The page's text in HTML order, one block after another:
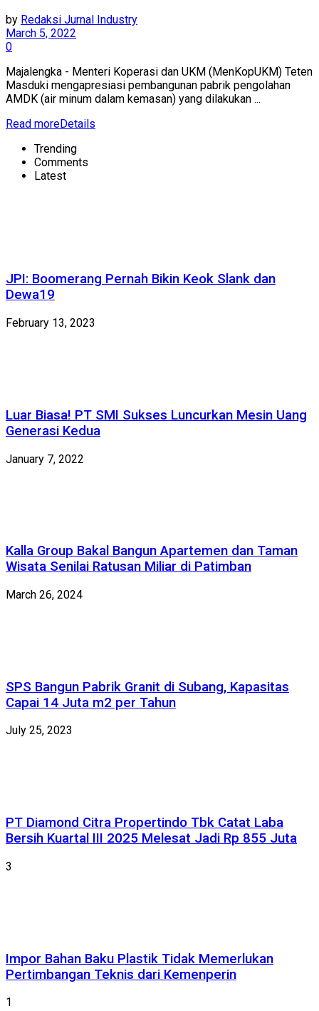
by Redaksi Jurnal Industry
March 5, 2022
0
Majalengka - Menteri Koperasi dan UKM (MenKopUKM) Teten
Masduki mengapresiasi pembangunan pabrik pengolahan
AMDK (air minum dalam kemasan) yang dilakukan ...
Read moreDetails
Trending
Comments
Latest
JPI: Boomerang Pernah Bikin Keok Slank dan
Dewa19
February 13, 2023
Luar Biasa! PT SMI Sukses Luncurkan Mesin Uang
Generasi Kedua
January 7, 2022
Kalla Group Bakal Bangun Apartemen dan Taman
Wisata Senilai Ratusan Miliar di Patimban
March 26, 2024
SPS Bangun Pabrik Granit di Subang, Kapasitas
Capai 14 Juta m2 per Tahun
July 25, 2023
PT Diamond Citra Propertindo Tbk Catat Laba
Bersih Kuartal III 2025 Melesat Jadi Rp 855 Juta
3
Impor Bahan Baku Plastik Tidak Memerlukan
Pertimbangan Teknis dari Kemenperin
1